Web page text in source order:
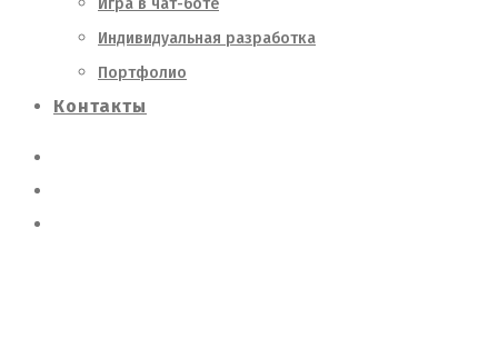
Игра в чат-боте
Индивидуальная разработка
Портфолио
Контакты